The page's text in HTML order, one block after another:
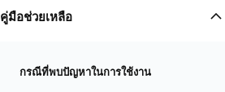
คู่มือช่วยเหลือ
กรณีที่พบปัญหาในการใช้งาน